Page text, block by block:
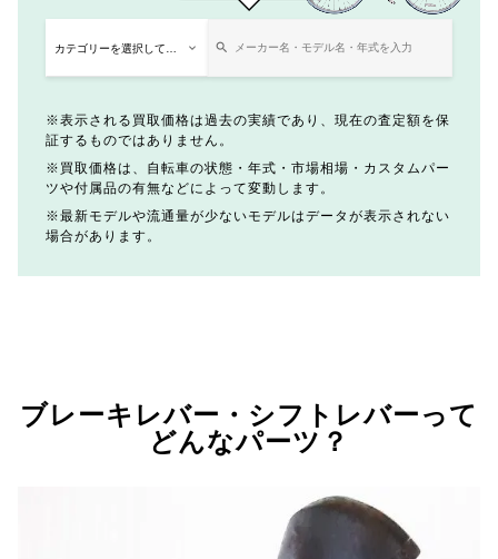
表示される買取価格は過去の実績であり、現在の査定額を保
証するものではありません。
買取価格は、自転車の状態・年式・市場相場・カスタムパー
ツや付属品の有無などによって変動します。
最新モデルや流通量が少ないモデルはデータが表示されない
場合があります。
ブレーキレバー・シフトレバーって
どんなパーツ？